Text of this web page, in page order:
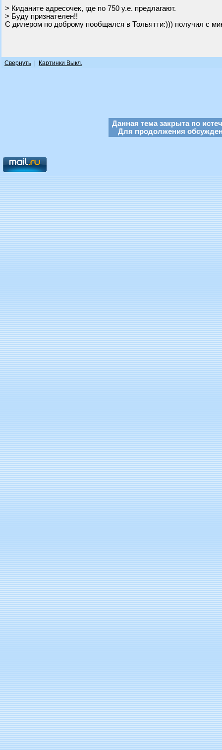
> Киданите адресочек, где по 750 у.е. предлагают.
> Буду признателен!!
С дилером по доброму пообщался в Тольятти:))) получил с
Свернуть Картинки Выкл.
Данная тема закрыта по
Для продолжения